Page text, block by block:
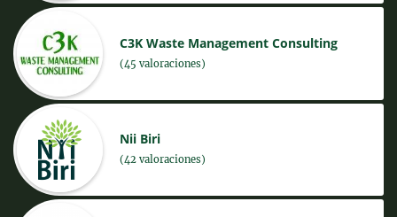
C3K Waste Management Consulting
(45 valoraciones)
Nii Biri
(42 valoraciones)